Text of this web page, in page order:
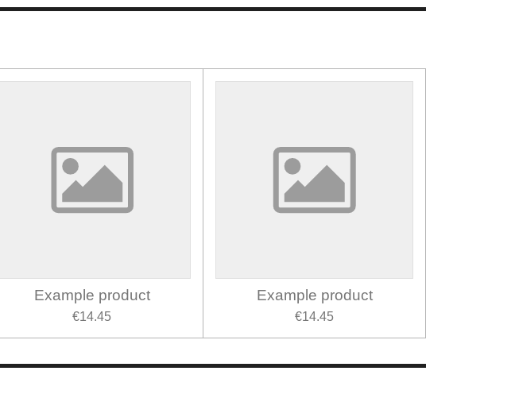
Example product
€14.45
Example product
€14.45